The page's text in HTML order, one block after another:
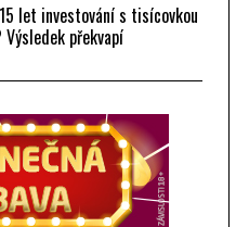
let investování s tisícovkou
překvapí